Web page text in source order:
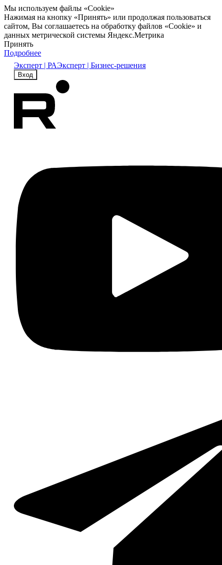
Мы используем файлы «Cookie»
Нажимая на кнопку «Принять» или продолжая пользоваться
сайтом, Вы соглашаетесь на обработку файлов «Cookie» и
данных метрической системы Яндекс.Метрика
Принять
Подробнее
Эксперт | РАЭксперт | Бизнес-решения
Вход